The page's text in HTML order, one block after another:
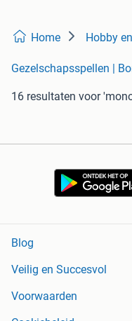
Home Hobby
Gezelschapsspellen |
16 resultaten voor
Blog
Veilig en Succesvol
Voorwaarden